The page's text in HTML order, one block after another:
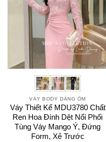
VÁY BODY DÁNG ÔM
Váy Thiết Kế MDU3780 Chất
Ren Hoa Đính Dệt Nổi Phối
Tùng Váy Mango Ý, Đứng
Form, Xẻ Trước